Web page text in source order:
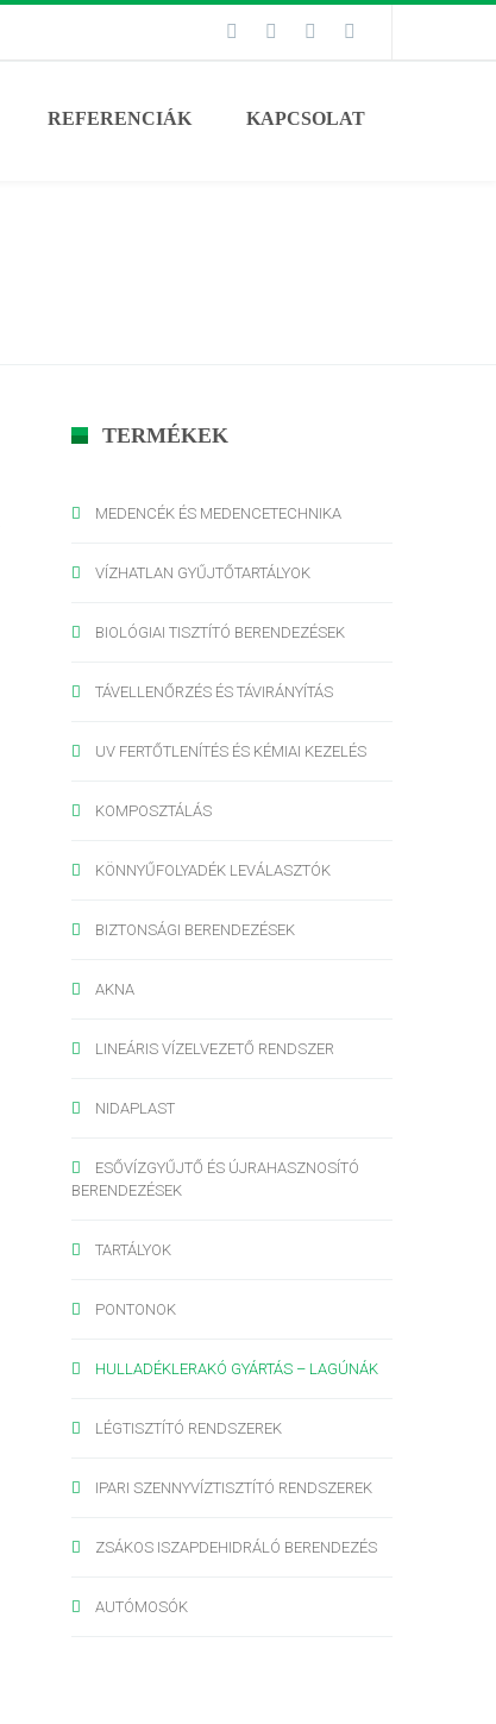
REFERENCIÁK KAPCSOLAT
TERMÉKEK
MEDENCÉK ÉS MEDENCETECHNIKA
VÍZHATLAN GYŰJTŐTARTÁLYOK
BIOLÓGIAI TISZTÍTÓ BERENDEZÉSEK
TÁVELLENŐRZÉS ÉS TÁVIRÁNYÍTÁS
UV FERTŐTLENÍTÉS ÉS KÉMIAI KEZELÉS
KOMPOSZTÁLÁS
KÖNNYŰFOLYADÉK LEVÁLASZTÓK
BIZTONSÁGI BERENDEZÉSEK
AKNA
LINEÁRIS VÍZELVEZETŐ RENDSZER
NIDAPLAST
ESŐVÍZGYŰJTŐ ÉS ÚJRAHASZNOSÍTÓ
BERENDEZÉSEK
TARTÁLYOK
PONTONOK
HULLADÉKLERAKÓ GYÁRTÁS – LAGÚNÁK
LÉGTISZTÍTÓ RENDSZEREK
IPARI SZENNYVÍZTISZTÍTÓ RENDSZEREK
ZSÁKOS ISZAPDEHIDRÁLÓ BERENDEZÉS
AUTÓMOSÓK